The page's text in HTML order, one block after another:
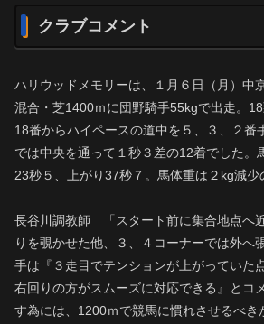
クラブコメント
ハリウッドメモリーは、１月６日（月）中
混合・芝1400ｍに団野騎手55kgで出走。
18番からハイペースの道中を５、３、２番
では中央を通って１秒３差の12着でした。
23秒５、上がり37秒７。馬体重は２kg減少
長谷川調教師 「スタート前に集合地点へ
りを覗かせた他、３、４コーナーでは外へ
手は『３走目でテンションが上がっていた
右回りの方がスムーズに対応できる』とコ
す為には、1200ｍで競馬に慣れさせるべき